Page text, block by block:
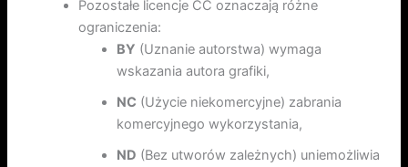
Pozostałe licencje CC oznaczają różne
ograniczenia:
BY (Uznanie autorstwa) wymaga
wskazania autora grafiki,
NC (Użycie niekomercyjne) zabrania
komercyjnego wykorzystania,
ND (Bez utworów zależnych) uniemożliwia